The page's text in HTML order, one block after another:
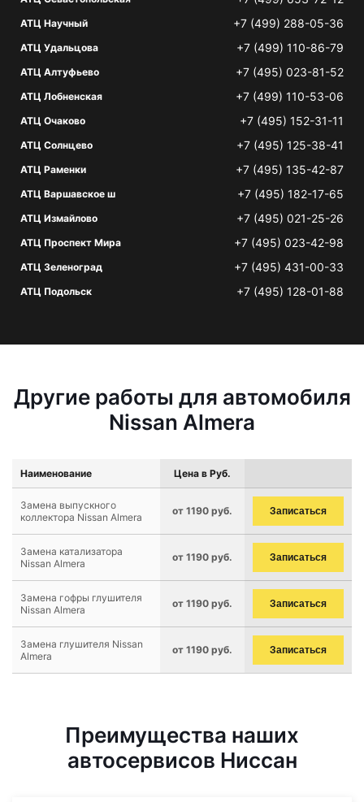
АТЦ Научный +7 (499) 288-05-36
АТЦ Удальцова +7 (499) 110-86-79
АТЦ Алтуфьево +7 (495) 023-81-52
АТЦ Лобненская +7 (499) 110-53-06
АТЦ Очаково +7 (495) 152-31-11
АТЦ Солнцево +7 (495) 125-38-41
АТЦ Раменки +7 (495) 135-42-87
АТЦ Варшавское ш +7 (495) 182-17-65
АТЦ Измайлово +7 (495) 021-25-26
АТЦ Проспект Мира +7 (495) 023-42-98
АТЦ Зеленоград +7 (495) 431-00-33
АТЦ Подольск +7 (495) 128-01-88
Другие работы для автомобиля
Nissan Almera
Наименование Цена в Руб.
Замена выпускного
коллектора Nissan Almera
от 1190 руб. Записаться
Замена катализатора
Nissan Almera
от 1190 руб. Записаться
Замена гофры глушителя
Nissan Almera
от 1190 руб. Записаться
Замена глушителя Nissan
Almera
от 1190 руб. Записаться
Преимущества наших
автосервисов Ниссан